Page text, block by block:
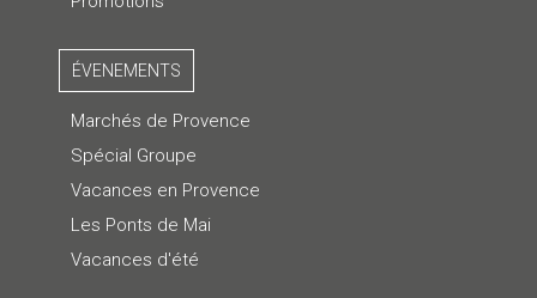
ÉVENEMENTS
Marchés de Provence
Spécial Groupe
Vacances en Provence
Les Ponts de Mai
Vacances d'été